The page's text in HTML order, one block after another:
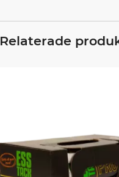
Relaterade